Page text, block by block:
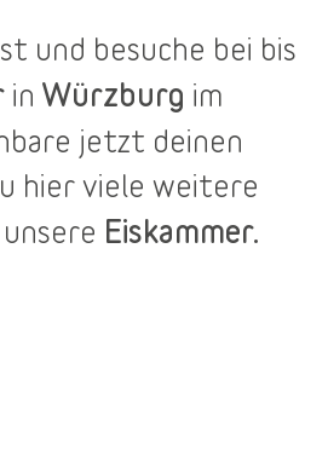
und besuche bei bis
in Würzburg im
jetzt deinen
hierviele weitere
Eiskammer.